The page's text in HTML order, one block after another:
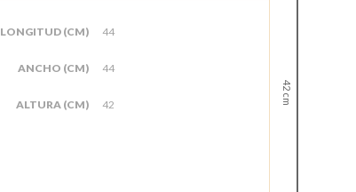
LONGITUD (CM) 44
ANCHO (CM) 44
ALTURA (CM) 42 42 cm